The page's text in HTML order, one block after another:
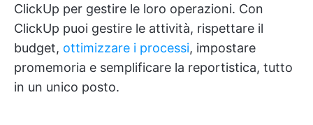
ClickUp per gestire le loro operazioni. Con
ClickUp puoi gestire le attività, rispettare il
budget, ottimizzare i processi, impostare
promemoria e semplificare la reportistica, tutto
in un unico posto.